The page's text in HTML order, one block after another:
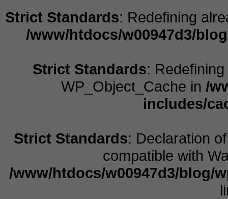
Strict Standards: Redefining
/www/htdocs/w00947d3/
Strict Standards:
WP_Object_Cache in/
includes/
Strict Standards: Declaration
compatible with
/www/htdocs/w00947d3/blog/